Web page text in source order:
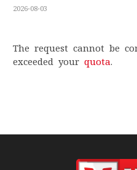
2026-08-03
The request cannot be
exceeded your quota.